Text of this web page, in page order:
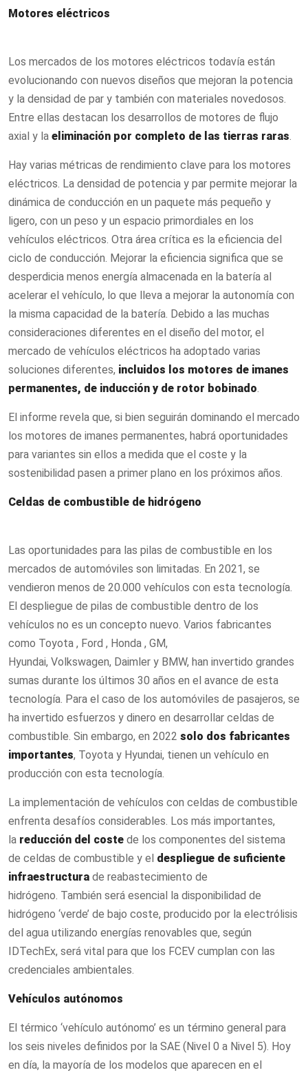
Motores eléctricos
Los mercados de los motores eléctricos todavía están
evolucionando con nuevos diseños que mejoran la potencia
y la densidad de par y también con materiales novedosos.
Entre ellas destacan los desarrollos de motores de flujo
axial y la eliminación por completo de las tierras raras.
Hay varias métricas de rendimiento clave para los motores
eléctricos. La densidad de potencia y par permite mejorar la
dinámica de conducción en un paquete más pequeño y
ligero, con un peso y un espacio primordiales en los
vehículos eléctricos. Otra área crítica es la eficiencia del
ciclo de conducción. Mejorar la eficiencia significa que se
desperdicia menos energía almacenada en la batería al
acelerar el vehículo, lo que lleva a mejorar la autonomía con
la misma capacidad de la batería. Debido a las muchas
consideraciones diferentes en el diseño del motor, el
mercado de vehículos eléctricos ha adoptado varias
soluciones diferentes, incluidos los motores de imanes
permanentes, de inducción y de rotor bobinado.
El informe revela que, si bien seguirán dominando el mercado
los motores de imanes permanentes, habrá oportunidades
para variantes sin ellos a medida que el coste y la
sostenibilidad pasen a primer plano en los próximos años.
Celdas de combustible de hidrógeno
Las oportunidades para las pilas de combustible en los
mercados de automóviles son limitadas. En 2021, se
vendieron menos de 20.000 vehículos con esta tecnología.
El despliegue de pilas de combustible dentro de los
vehículos no es un concepto nuevo. Varios fabricantes
como Toyota , Ford , Honda , GM,
Hyundai, Volkswagen, Daimler y BMW, han invertido grandes
sumas durante los últimos 30 años en el avance de esta
tecnología. Para el caso de los automóviles de pasajeros, se
ha invertido esfuerzos y dinero en desarrollar celdas de
combustible. Sin embargo, en 2022 solo dos fabricantes
importantes, Toyota y Hyundai, tienen un vehículo en
producción con esta tecnología.
La implementación de vehículos con celdas de combustible
enfrenta desafíos considerables. Los más importantes,
la reducción del coste de los componentes del sistema
de celdas de combustible y el despliegue de suficiente
infraestructura de reabastecimiento de
hidrógeno. También será esencial la disponibilidad de
hidrógeno ‘verde’ de bajo coste, producido por la electrólisis
del agua utilizando energías renovables que, según
IDTechEx, será vital para que los FCEV cumplan con las
credenciales ambientales.
Vehículos autónomos
El térmico ‘vehículo autónomo’ es un término general para
los seis niveles definidos por la SAE (Nivel 0 a Nivel 5). Hoy
en día, la mayoría de los modelos que aparecen en el